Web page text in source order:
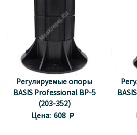
Регулируемые опоры
BASIS Professional BP-5
(203-352)
Цена: 608 